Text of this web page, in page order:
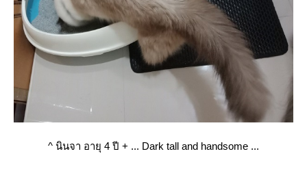
^ นินจา อายุ 4 ปี + ... Dark tall and handsome ...